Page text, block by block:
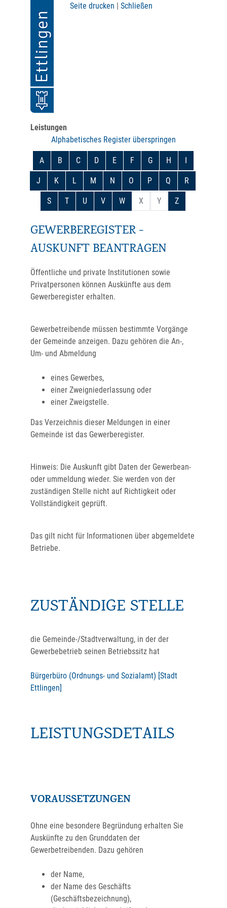
Seite drucken | Schließen
Leistungen
Alphabetisches Register überspringen
A B C D E F G H I
J K L M N O P Q R
S T U V W X Y Z
GEWERBEREGISTER -
AUSKUNFT BEANTRAGEN
Öffentliche und private Institutionen sowie
Privatpersonen können Auskünfte aus dem
Gewerberegister erhalten.
Gewerbetreibende müssen bestimmte Vorgänge
der Gemeinde anzeigen. Dazu gehören die An-,
Um- und Abmeldung
eines Gewerbes,
einer Zweigniederlassung oder
einer Zweigstelle.
Das Verzeichnis dieser Meldungen in einer
Gemeinde ist das Gewerberegister.
Hinweis: Die Auskunft gibt Daten der Gewerbean-
oder ummeldung wieder. Sie werden von der
zuständigen Stelle nicht auf Richtigkeit oder
Vollständigkeit geprüft.
Das gilt nicht für Informationen über abgemeldete
Betriebe.
ZUSTÄNDIGE STELLE
die Gemeinde-/Stadtverwaltung, in der der
Gewerbebetrieb seinen Betriebssitz hat
Bürgerbüro (Ordnungs- und Sozialamt) [Stadt
Ettlingen]
LEISTUNGSDETAILS
VORAUSSETZUNGEN
Ohne eine besondere Begründung erhalten Sie
Auskünfte zu den Grunddaten der
Gewerbetreibenden. Dazu gehören
der Name,
der Name des Geschäfts
(Geschäftsbezeichnung),